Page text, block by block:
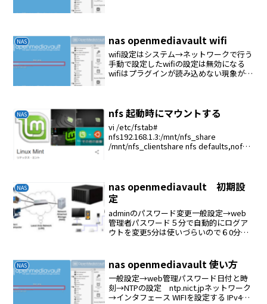
NAS nas openmediavault wifi
wifi設定はシステム→ネットワークで行う
手動で設定したwifiの設定は無効になる
wifiはプラグインが読み込めない現象があ
NAS nfs 起動時にマウントする
vi /etc/fstab#
nfs192.168.1.3:/mnt/nfs_share
/mnt/nfs_clientshare nfs defaults,nofail
NAS
nas openmediavault 初期設
定
adminのパスワード変更一般設定→web
管理者パスワード５分で自動的にログア
ウトを変更5分は使いづらいので６0分に
Tokyo/AsiaNTPサーバー使用を選択:
ntp.n...
NAS nas openmediavault 使い方
一般設定→web管理パスワード日付と時
刻→NTPの設定 ntp.nict.jpネットワーク
→インタフェース WIFIを設定する IPv4メ